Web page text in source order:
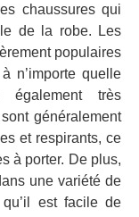
chaussures qui
de la robe. Les
populaires
n’importe quelle
très
généralement
et respirants, ce
à porter. De plus,
une variété de
est facile de